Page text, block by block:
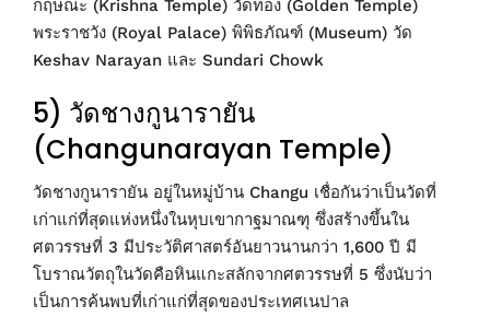
กฤษณะ (Krishna Temple) วัดทอง (Golden Temple)
พระราชวัง (Royal Palace) พิพิธภัณฑ์ (Museum) วัด
Keshav Narayan และ Sundari Chowk
5) วัดชางกูนารายัน
(Changunarayan Temple)
วัดชางกูนารายัน อยู่ในหมู่บ้าน Changu เชื่อกันว่าเป็นวัดที่
เก่าแก่ที่สุดแห่งหนึ่งในหุบเขากาฐมาณฑุ ซึ่งสร้างขึ้นใน
ศตวรรษที่ 3 มีประวัติศาสตร์อันยาวนานกว่า 1,600 ปี มี
โบราณวัตถุในวัดคือหินแกะสลักจากศตวรรษที่ 5 ซึ่งนับว่า
เป็นการค้นพบที่เก่าแก่ที่สุดของประเทศเนปาล